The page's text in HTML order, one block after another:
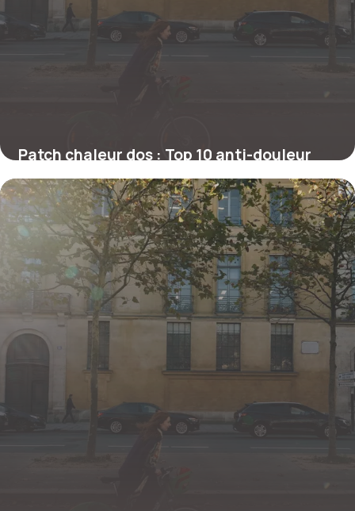
Patch chaleur dos : Top 10 anti-douleur
efficaces
27 juin 2026